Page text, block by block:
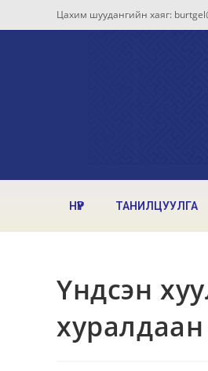
Цахим шуудангийн хаяг:
НҮҮР ТАНИЛЦУУЛГА
Үндсэн